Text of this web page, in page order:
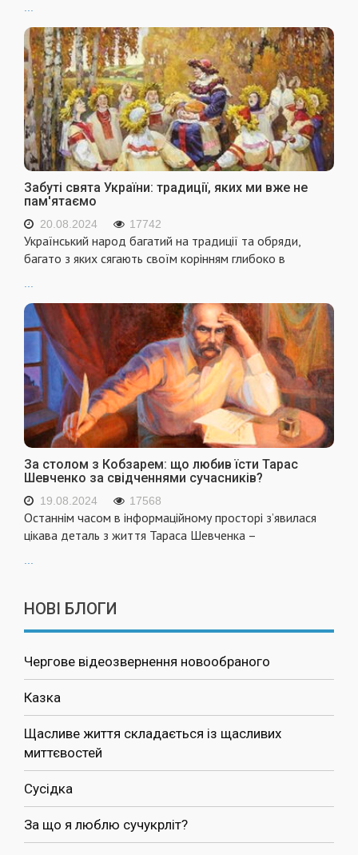
Забуті свята України: традиції, яких ми вже не
пам'ятаємо
20.08.2024 17742
Український народ багатий на традиції та обряди,
багато з яких сягають своїм корінням глибоко в
...
За столом з Кобзарем: що любив їсти Тарас
Шевченко за свідченнями сучасників?
19.08.2024 17568
Останнім часом в інформаційному просторі з’явилася
цікава деталь з життя Тараса Шевченка –
НОВІ БЛОГИ
Чергове відеозвернення новообраного
Казка
Щасливе життя складається із щасливих
миттєвостей
Сусідка
За що я люблю сучукрліт?